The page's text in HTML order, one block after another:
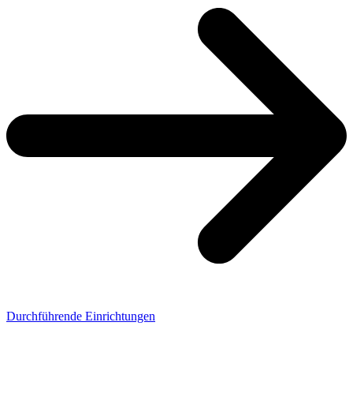
Durchführende Einrichtungen